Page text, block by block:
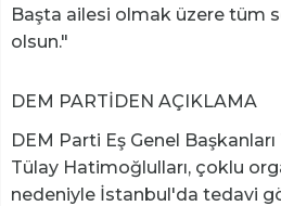
Başta ailesi olmak üzere tüm
olsun."
DEM PARTİDEN AÇIKLAMA
DEM Parti Eş Genel
Tülay Hatimoğlulları, çoklu
nedeniyle İstanbul'da tedavi